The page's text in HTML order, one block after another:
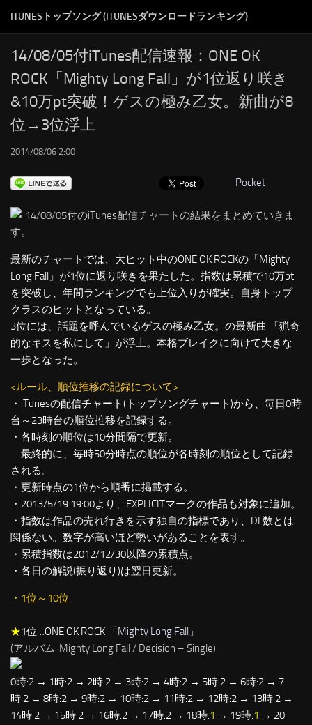
RSS
LINKS
ITUNESトップソング (ITUNESダウンロードランキング)
14/08/05付iTunes配信速報：ONE OK
ROCK「Mighty Long Fall」が1位返り咲き
&10万pt突破！ゲスの極み乙女。新曲が8
位→3位浮上
2014/08/06 2:00
Pocket
14/08/05付のiTunes配信チャートの結果をまとめていきま
す。
最新のチャートでは、大ヒット中のONE OK ROCKの「Mighty
Long Fall」が1位に返り咲きを果たした。指数は累積で10万pt
を突破し、年間ランキングでも上位入りが確実。自身トップ
クラスのヒットとなっている。
3位には、話題を呼んでいるゲスの極み乙女。の最新曲 「猟奇
的なキスを私にして」が浮上。本格ブレイクに向けて大きな
一歩となった。
<ルール、順位推移の記録について>
・iTunesの配信チャート(トップソングチャート)から、毎日0時
台～23時台の順位推移を記録する。
・各時刻の順位は10分間隔で更新。
最終的に、毎時50分時点の順位が各時刻の順位として記録
される。
・更新時点の1位から順番に掲載する。
・2013/5/19 19:00より、EXPLICITマークの作品も対象に追加。
・指数は作品の売れ行きを示す独自の指標であり、DL数とは
関係ない。数字が高いほど勢いがあることを表す。
・累積指数は2012/12/30以降の累積点。
・各日の解説(振り返り)は翌日更新。
・1位～10位
★1位…ONE OK ROCK 「Mighty Long Fall 」
(アルバム: Mighty Long Fall / Decision – Single)
0時:2 → 1時:2 → 2時:2 → 3時:2 → 4時:2 → 5時:2 → 6時:2 → 7
時:2 → 8時:2 → 9時:2 → 10時:2 → 11時:2 → 12時:2 → 13時:2 →
14時:2 → 15時:2 → 16時:2 → 17時:2 → 18時:1 → 19時:1 → 20